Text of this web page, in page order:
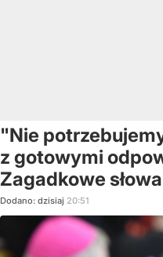
"Nie
z gotowymi
Zagadkowe
Dodano: dzisiaj 20:51